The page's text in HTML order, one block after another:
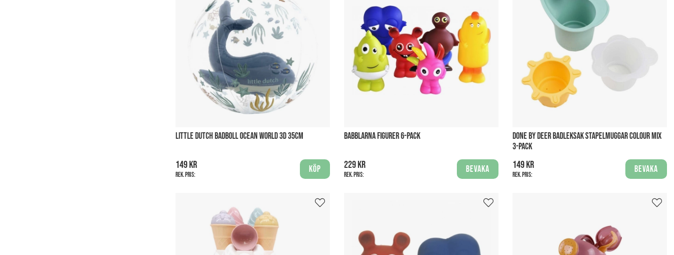
LITTLE DUTCH BADBOLL OCEAN WORLD 3D 35CM
149 kr
Rek. pris:
Köp
BABBLARNA FIGURER 6-PACK
229 kr
Rek. pris:
Bevaka
DONE BY DEER BADLEKSAK STAPELMUGGAR COLOUR MIX
3-PACK
149 kr
Rek. pris:
Bevaka